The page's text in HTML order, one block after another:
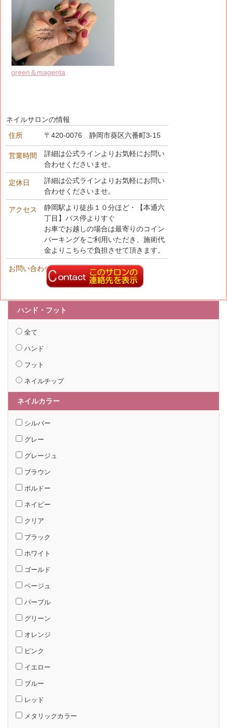
green＆magenta
ネイルサロンの情報
住所
〒420-0076 静岡市葵区六番町3-15
営業時間
詳細は公式ラインよりお気軽にお問い
合わせくださいませ。
定休日
詳細は公式ラインよりお気軽にお問い
合わせくださいませ。
アクセス
静岡駅より徒歩１０分ほど・【本通六
丁目】バス停よりすぐ
お車でお越しの場合は最寄りのコイン
パーキングをご利用いただき、施術代
金よりこちらで負担させて頂きます。
お問い合わせ先
ハンド・フット
全て
ハンド
フット
ネイルチップ
ネイルカラー
シルバー
グレー
グレージュ
ブラウン
ボルドー
ネイビー
クリア
ブラック
ホワイト
ゴールド
ベージュ
パープル
グリーン
オレンジ
ピンク
イエロー
ブルー
レッド
メタリックカラー